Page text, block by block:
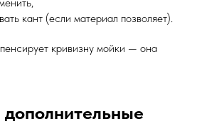
кант (если материал позволяет).
кривизну мойки — она